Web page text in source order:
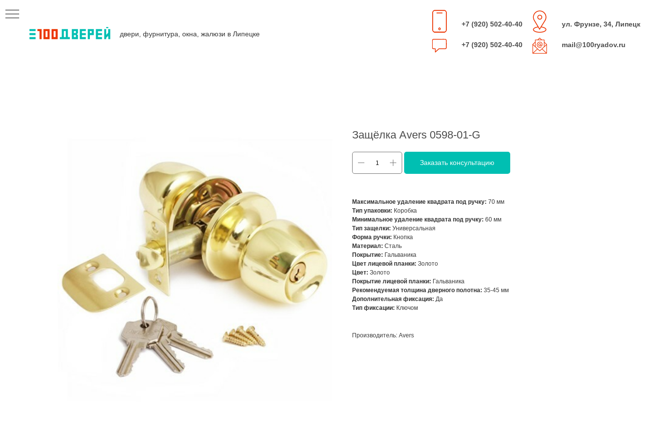
двери, фурнитура, окна, жалюзи в Липецке
+7 (920) 502-40-40
+7 (920) 502-40-40
ул. Фрунзе, 34, Липецк
mail@100ryadov.ru
Защёлка Avers 0598-01-G
Заказать консультацию
Максимальное удаление квадрата под ручку: 70 мм
Тип упаковки: Коробка
Минимальное удаление квадрата под ручку: 60 мм
Тип защелки: Универсальная
Форма ручки: Кнопка
Материал: Сталь
Покрытие: Гальваника
Цвет лицевой планки: Золото
Цвет: Золото
Покрытие лицевой планки: Гальваника
Рекомендуемая толщина дверного полотна: 35-45 мм
Дополнительная фиксация: Да
Тип фиксации: Ключом
Производитель: Avers